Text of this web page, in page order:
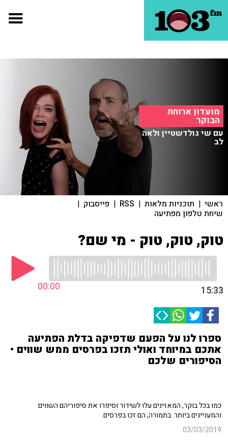
מועדון ארוחת
הבוקר
עם שי גולדשטיין ולאה
לב
ראשי | תוכניות מלאות |
RSS
| פייסבוק |
שיחת טלפון מפתיעה
טוק, טוק, טוק - מי שם?
00:00 15:33
ספרו לנו על הפעם שדפיקה בדלת הפתיעה
אתכם במיוחד ואולי תזכו בפרסים ממש שווים •
הסיפורים שלכם
כמו בכל בוקר, המאזינים עלו לשידור וסיפרו את סיפוריהם השווים
והמעניינים ביותר. בתמורה, הם זכו בפרסים.
03/03/2019